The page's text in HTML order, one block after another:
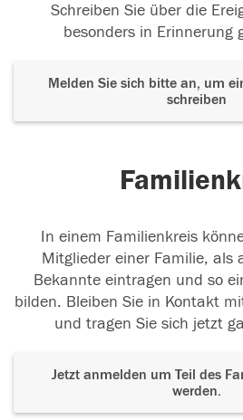
Schreiben Sie über die
besonders in Erinnerung
Melden Sie sich bitte an, um
schreiben
In einem Familienkreis
Mitglieder einer Familie, als
Bekannte eintragen und so
bilden. Bleiben Sie in Kontakt
und tragen Sie sich jetzt
Jetzt anmelden um Teil des
werden.